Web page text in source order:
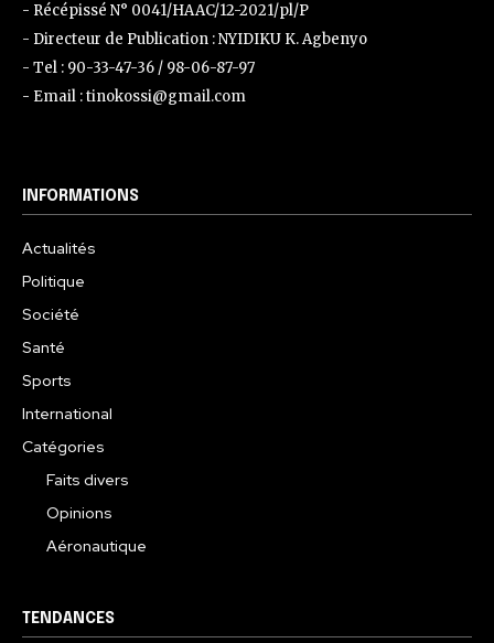
- Récépissé N° 0041/HAAC/12-2021/pl/P
- Directeur de Publication : NYIDIKU K. Agbenyo
- Tel : 90-33-47-36 / 98-06-87-97
- Email : tinokossi@gmail.com
INFORMATIONS
Actualités
Politique
Société
Santé
Sports
International
Catégories
Faits divers
Opinions
Aéronautique
TENDANCES